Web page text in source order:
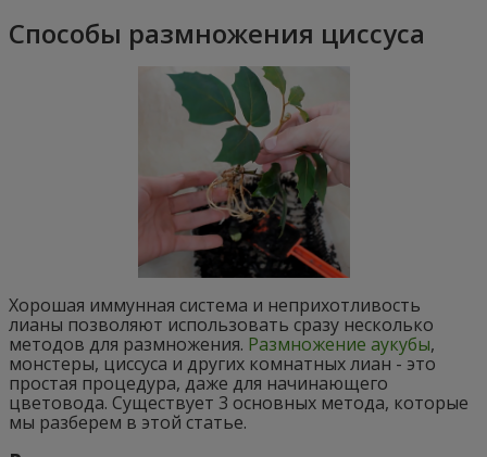
Способы размножения циссуса
Хорошая иммунная система и неприхотливость
лианы позволяют использовать сразу несколько
методов для размножения. Размножение аукубы,
монстеры, циссуса и других комнатных лиан - это
простая процедура, даже для начинающего
цветовода. Существует 3 основных метода, которые
мы разберем в этой статье.